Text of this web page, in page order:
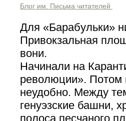
Блог им. Письма читателей
Для «Барабульки»
Привокзальная
вони.
Начинали на
революции». Потом
неудобно. Между
генуэзские башни,
полоса песчаного